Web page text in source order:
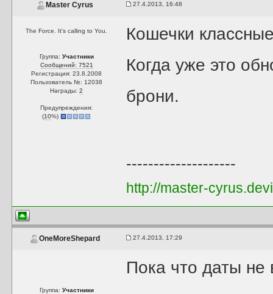
Master Cyrus 27.4.2013, 16:48
The Force. It's calling to You.
Группа: Участники
Сообщений: 7521
Регистрация: 23.8.2008
Пользователь №: 12038
Награды:2
Предупреждения:
(10%)
Кошечки
Когда уже это
брони.
--------------------
http://master-
OneMoreShepard 27.4.2013, 17:29
Группа: Участники
Пока что даты не